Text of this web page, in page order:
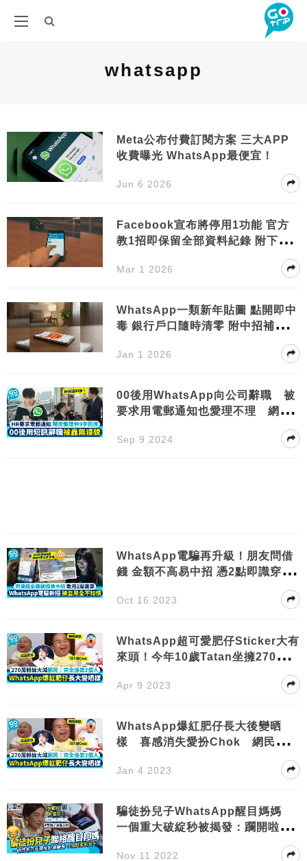
whatsapp
Meta公布付費訂閱方案 三大APP
收費曝光 WhatsApp最便宜！
Jun 6 2026
Facebook宣布將停用1功能 官方
教1招即保留全部資料紀錄 附下架
Mar 1 2026
WhatsApp一類新年貼圖 點開即中
毒 銀行戶口隨時清零 附中招補救方
Jan 1 2026
00後用WhatsApp向公司辭職 被
要求用電郵通知也愛理不理 網民
Sep 9 2024
WhatsApp電騙再升級！朋友問借
錢 金額不高易中招 憑2點即識穿逃
Oct 16 2023
WhatsApp超可愛肥仔Sticker大有
來頭！今年10歲Tatan坐擁270萬fa
Apr 9 2023
WhatsApp爆紅肥仔長大後變晒
樣 喜感消失愛扮Chok 網民：無
Jan 4 2023
騙徒扮兒子WhatsApp醒目媽媽
一個重大破綻秒被揭發：躝開啦死
Nov 11 2022